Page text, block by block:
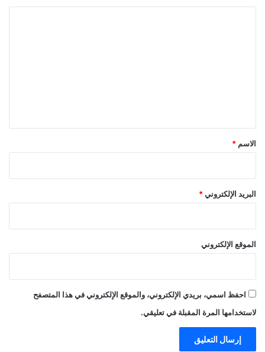
*
الاسم *
البريد الإلكتروني *
الموقع الإلكتروني
احفظ اسمي، بريدي الإلكتروني، والموقع الإلكتروني في هذا المتصفح
لاستخدامها المرة المقبلة في تعليقي.